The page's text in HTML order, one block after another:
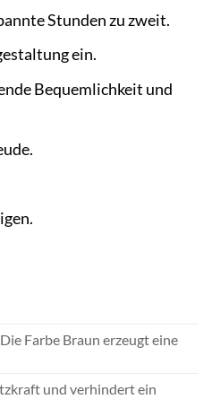
Stunden zu zweit.
ein.
Bequemlichkeit und
Farbe Braun erzeugt eine
und verhindert ein